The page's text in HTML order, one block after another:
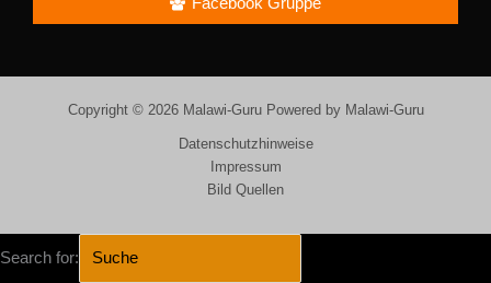
Copyright © 2026 Malawi-Guru Powered by Malawi-Guru
Datenschutzhinweise
Impressum
Bild Quellen
Search for: